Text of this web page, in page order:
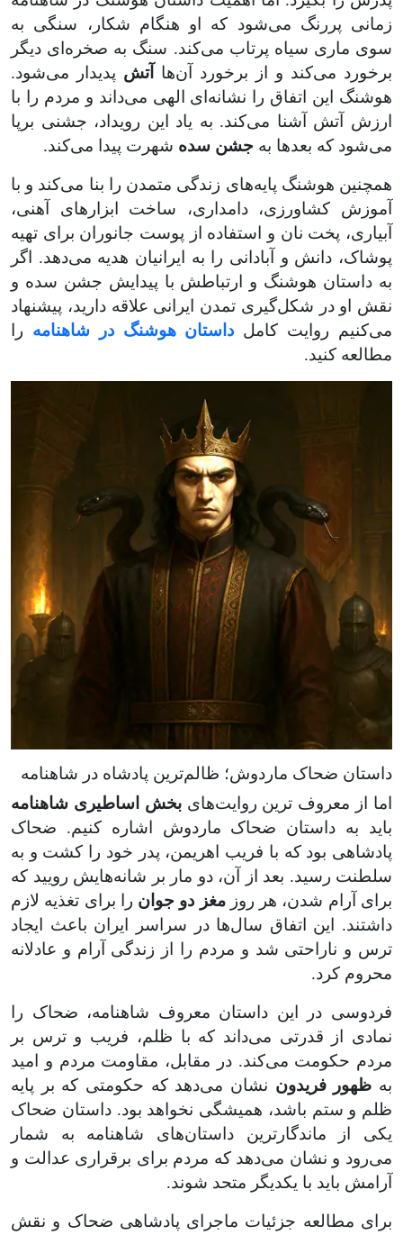
زمانی پررنگ می‌شود که او هنگام شکار، سنگی به
سوی ماری سیاه پرتاب می‌کند. سنگ به صخره‌ای دیگر
برخورد می‌کند و از برخورد آن‌ها
آتش پدیدار می‌شود.
هوشنگ این اتفاق را نشانه‌ای الهی می‌داند و مردم را با
ارزش آتش آشنا می‌کند. به یاد این رویداد، جشنی برپا
می‌شود که بعدها به جشن سده شهرت پیدا می‌کند.
همچنین هوشنگ پایه‌های زندگی متمدن را بنا می‌کند و با
آموزش کشاورزی، دامداری، ساخت ابزارهای آهنی،
آبیاری، پخت نان و استفاده از پوست جانوران برای تهیه
پوشاک، دانش و آبادانی را به ایرانیان هدیه می‌دهد. اگر
به داستان هوشنگ و ارتباطش با پیدایش جشن سده و
نقش او در شکل‌گیری تمدن ایرانی علاقه دارید، پیشنهاد
می‌کنیم روایت کامل داستان هوشنگ در شاهنامه را
مطالعه کنید.
داستان ضحاک ماردوش؛ ظالم‌ترین پادشاه در شاهنامه
اما از معروف ترین روایت‌هایبخش اساطیری شاهنامه
باید به داستان ضحاک ماردوش اشاره کنیم. ضحاک
پادشاهی بود که با فریب اهریمن، پدر خود را کشت و به
سلطنت رسید. بعد از آن، دو مار بر شانه‌هایش رویید که
برای آرام شدن، هر روز مغز دو جوان را برای تغذیه لازم
داشتند. این اتفاق سال‌ها در سراسر ایران باعث ایجاد
ترس و ناراحتی شد و مردم را از زندگی آرام و عادلانه
محروم کرد.
فردوسی در این داستان معروف شاهنامه، ضحاک را
نمادی از قدرتی می‌داند که با ظلم، فریب و ترس بر
مردم حکومت می‌کند. در مقابل، مقاومت مردم و امید
به ظهور فریدون نشان می‌دهد که حکومتی که بر پایه
ظلم و ستم باشد، همیشگی نخواهد بود. داستان ضحاک
یکی از ماندگارترین داستان‌های شاهنامه به شمار
می‌رود و نشان می‌دهد که مردم برای برقراری عدالت و
آرامش باید با یکدیگر متحد شوند.
برای مطالعه جزئیات ماجرای پادشاهی ضحاک و نقش